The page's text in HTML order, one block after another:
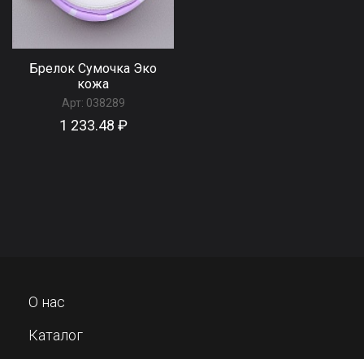
Брелок Сумочка Эко
кожа
Арт: 038289
1 233.48 ₽
О нас
Каталог